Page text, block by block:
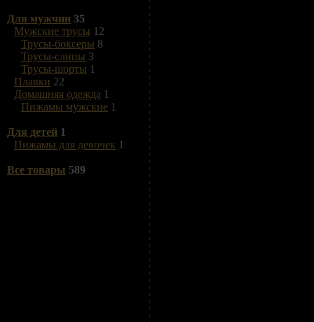
Для мужчин 35
Мужские трусы 12
Трусы-боксеры 8
Трусы-слипы 3
Трусы-шорты 1
Плавки 22
Домашняя одежда 1
Пижамы мужские 1
Для детей 1
Пижамы для девочек 1
Все товары 589